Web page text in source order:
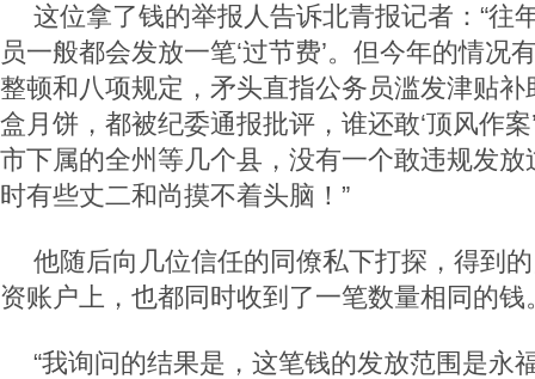
这位拿了钱的举报人告诉北青报记者：“往
员一般都会发放一笔‘过节费’。但今年的情况
整顿和八项规定，矛头直指公务员滥发津贴
盒月饼，都被纪委通报批评，谁还敢‘顶风作
市下属的全州等几个县，没有一个敢违规发
时有些丈二和尚摸不着头脑！”
他随后向几位信任的同僚私下打探，得到
资账户上，也都同时收到了一笔数量相同的钱
“我询问的结果是，这笔钱的发放范围是永